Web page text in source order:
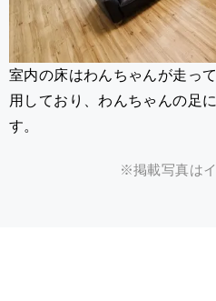
室内の床はわんちゃんが走っ
用しており、わんちゃんの足
す。
※掲載写真は